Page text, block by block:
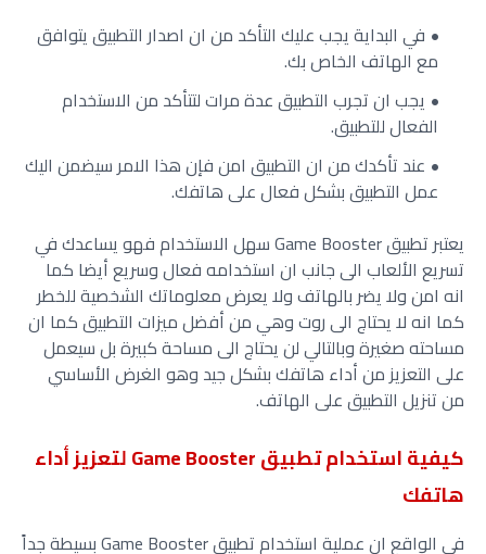
في البداية يجب عليك التأكد من ان اصدار التطبيق يتوافق
مع الهاتف الخاص بك.
يجب ان تجرب التطبيق عدة مرات لتتأكد من الاستخدام
الفعال للتطبيق.
عند تأكدك من ان التطبيق امن فإن هذا الامر سيضمن اليك
عمل التطبيق بشكل فعال على هاتفك.
يعتبر تطبيق Game Booster سهل الاستخدام فهو يساعدك في
تسريع الألعاب الى جانب ان استخدامه فعال وسريع أيضا كما
انه امن ولا يضر بالهاتف ولا يعرض معلوماتك الشخصية للخطر
كما انه لا يحتاج الى روت وهي من أفضل ميزات التطبيق كما ان
مساحته صغيرة وبالتالي لن يحتاج الى مساحة كبيرة بل سيعمل
على التعزيز من أداء هاتفك بشكل جيد وهو الغرض الأساسي
من تنزيل التطبيق على الهاتف.
كيفية استخدام تطبيق Game Booster لتعزيز أداء
هاتفك
في الواقع ان عملية استخدام تطبيق Game Booster بسيطة جداً